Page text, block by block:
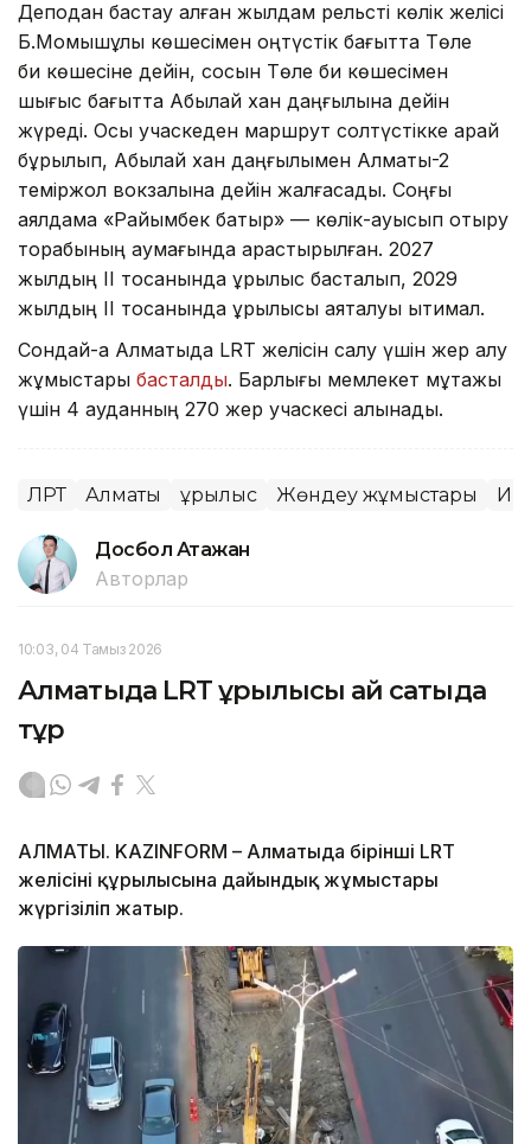
Деподан бастау алған жылдам рельсті көлік желісі
Б.Момышұлы көшесімен оңтүстік бағытта Төле
би көшесіне дейін, сосын Төле би көшесімен
шығыс бағытта Абылай хан даңғылына дейін
жүреді. Осы учаскеден маршрут солтүстікке қарай
бұрылып, Абылай хан даңғылымен Алматы-2
теміржол вокзалына дейін жалғасады. Соңғы
аялдама «Райымбек батыр» — көлік-ауысып отыру
торабының аумағында қарастырылған. 2027
жылдың ІІ тоқсанында құрылыс басталып, 2029
жылдың ІІ тоқсанында құрылысы аяқталуы ықтимал.
Сондай-ақ Алматыда LRT желісін салу үшін жер алу
жұмыстары басталды. Барлығы мемлекет мұқтажы
үшін 4 ауданның 270 жер учаскесі алынады.
ЛРТ Алматы Құрылыс Жөндеу жұмыстары
Досбол Атажан
Авторлар
10:03, 04 Тамыз 2026
Алматыда LRT құрылысы қай сатыда
тұр
АЛМАТЫ. KAZINFORM – Алматыда бірінші LRT
желісінің құрылысына дайындық жұмыстары
жүргізіліп жатыр.